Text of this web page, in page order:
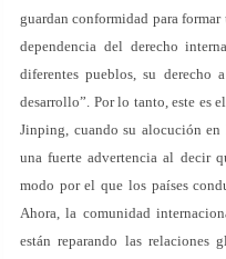
guardan conformidad para
dependencia del derecho
diferentes pueblos, su derecho
desarrollo”. Por lo tanto, este es
Jinping, cuando su alocución
una fuerte advertencia al decir
modo por el que los países
Ahora, la comunidad
están reparando las relaciones